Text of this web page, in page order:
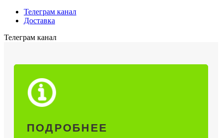
Телеграм канал
Доставка
Телеграм канал
ПОДРОБНЕЕ